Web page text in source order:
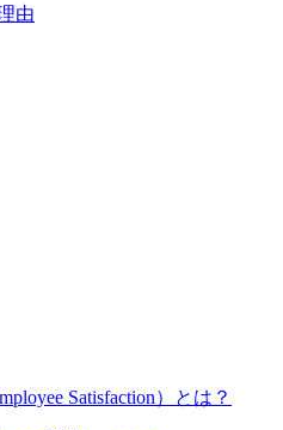
由
Satisfaction）とは？